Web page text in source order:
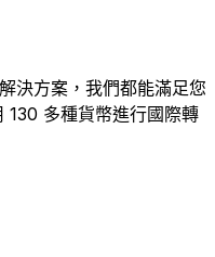
決方案，我們都能滿足您
130 多種貨幣進行國際轉